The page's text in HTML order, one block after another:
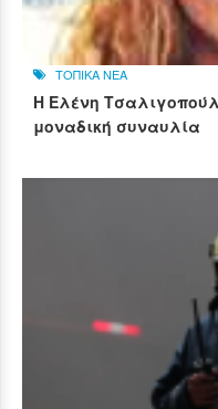
ΤΟΠΙΚΑ ΝΕΑ
Η Ελένη
μοναδική συναυλία